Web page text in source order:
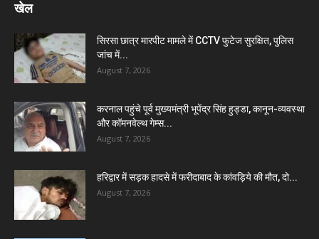
खेल
सिरसा छात्र मारपीट मामले में CCTV फुटेज सुरक्षित, पुलिस
जांच में...
August 7, 2026
करनाल पहुंचे पूर्व मुख्यमंत्री भूपेंद्र सिंह हुड्डा, कानून-व्यवस्था
और कॉमनवेल्थ गेम्स...
August 7, 2026
हरिद्वार में सड़क हादसे में फरीदाबाद के कांवड़िये की मौत, दो...
August 7, 2026